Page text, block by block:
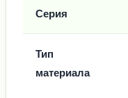
Серия
Тип
материала